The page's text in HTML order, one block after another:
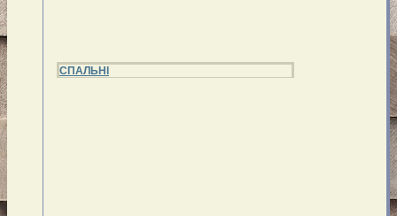
СПАЛЬНІ